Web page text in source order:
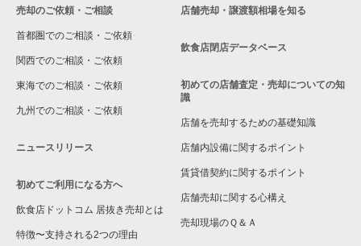
売却のご依頼・ご相談
首都圏でのご相談・ご依頼
関西でのご相談・ご依頼
東海でのご相談・ご依頼
九州でのご相談・ご依頼
ニュースリリース
初めてご利用になる方へ
飲食店ドットコム 居抜き売却とは
特徴〜支持される2つの理由
店舗売却・譲渡額相場を知る
飲食店閉店データベース
初めての店舗査定・売却についての知
識
店舗を売却するための基礎知識
店舗内設備に関するポイント
賃貸借契約に関するポイント
店舗売却に関する心構え
売却現場のＱ＆Ａ